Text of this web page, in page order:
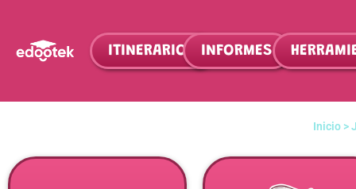
ITINERARIOS INFORMES
Inicio >